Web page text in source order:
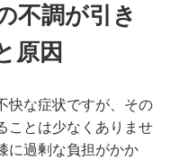
不調が引き
原因
快な症状ですが、その
ことは少なくありませ
に過剰な負担がかか